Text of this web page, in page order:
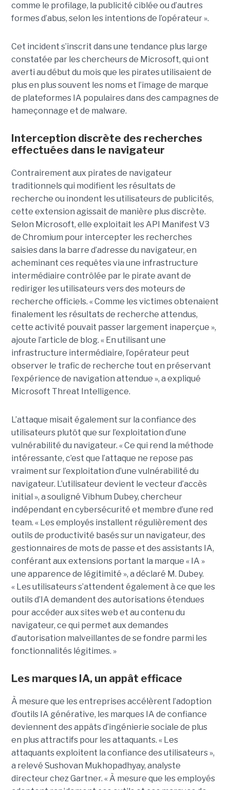
comme le profilage, la publicité ciblée ou d’autres
formes d’abus, selon les intentions de l’opérateur ».
Cet incident s’inscrit dans une tendance plus large
constatée par les chercheurs de Microsoft, qui ont
averti au début du mois que les pirates utilisaient de
plus en plus souvent les noms et l’image de marque
de plateformes IA populaires dans des campagnes de
hameçonnage et de malware.
Interception discrète des recherches
effectuées dans le navigateur
Contrairement aux pirates de navigateur
traditionnels qui modifient les résultats de
recherche ou inondent les utilisateurs de publicités,
cette extension agissait de manière plus discrète.
Selon Microsoft, elle exploitait les API Manifest V3
de Chromium pour intercepter les recherches
saisies dans la barre d’adresse du navigateur, en
acheminant ces requêtes via une infrastructure
intermédiaire contrôlée par le pirate avant de
rediriger les utilisateurs vers des moteurs de
recherche officiels. « Comme les victimes obtenaient
finalement les résultats de recherche attendus,
cette activité pouvait passer largement inaperçue »,
ajoute l’article de blog. « En utilisant une
infrastructure intermédiaire, l’opérateur peut
observer le trafic de recherche tout en préservant
l’expérience de navigation attendue », a expliqué
Microsoft Threat Intelligence.
L’attaque misait également sur la confiance des
utilisateurs plutôt que sur l’exploitation d’une
vulnérabilité du navigateur. « Ce qui rend la méthode
intéressante, c’est que l’attaque ne repose pas
vraiment sur l’exploitation d’une vulnérabilité du
navigateur. L’utilisateur devient le vecteur d’accès
initial », a souligné Vibhum Dubey, chercheur
indépendant en cybersécurité et membre d’une red
team. « Les employés installent régulièrement des
outils de productivité basés sur un navigateur, des
gestionnaires de mots de passe et des assistants IA,
conférant aux extensions portant la marque « IA »
une apparence de légitimité », a déclaré M. Dubey.
« Les utilisateurs s’attendent également à ce que les
outils d’IA demandent des autorisations étendues
pour accéder aux sites web et au contenu du
navigateur, ce qui permet aux demandes
d’autorisation malveillantes de se fondre parmi les
fonctionnalités légitimes. »
Les marques IA, un appât efficace
À mesure que les entreprises accélèrent l’adoption
d’outils IA générative, les marques IA de confiance
deviennent des appâts d’ingénierie sociale de plus
en plus attractifs pour les attaquants. « Les
attaquants exploitent la confiance des utilisateurs »,
a relevé Sushovan Mukhopadhyay, analyste
directeur chez Gartner. « À mesure que les employés